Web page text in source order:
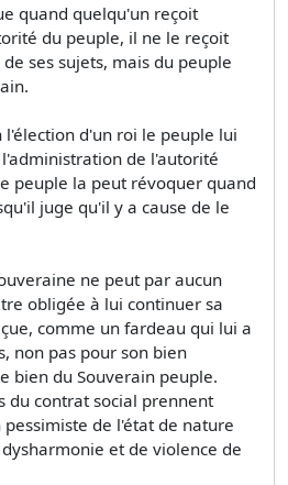
quand quelqu'un reçoit
du peuple, il ne le reçoit
ses sujets, mais du peuple
l'élection d'un roi le peuple lui
de l'autorité
peuple la peut révoquer quand
juge qu'il y a cause de le
ne peut par aucun
obligée à lui continuer sa
comme un fardeau qui lui a
non pas pour son bien
bien du Souverain peuple.
du contrat social prennent
de l'état de nature
et de violence de